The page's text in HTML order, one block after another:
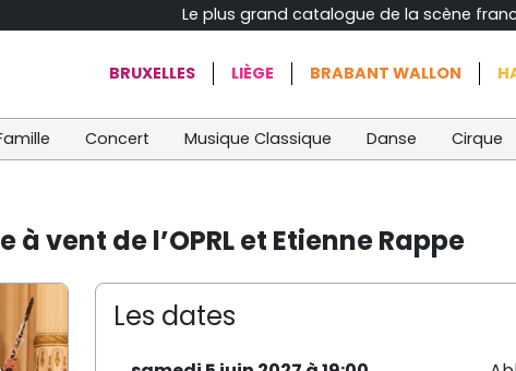
Le plus grand catalogue de la scène
BRUXELLES LIÈGE BRABANT WALLON
Concert Musique Classique Danse Cirque
à vent de l’OPRL et Etienne Rappe
Les dates